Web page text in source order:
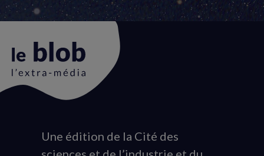
Animation
du
Une édition de la Cité des